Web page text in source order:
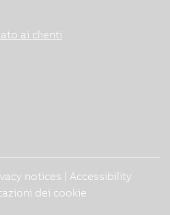
ai clienti
notices
Accessibility
dei cookie